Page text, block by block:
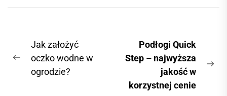
wyrzeczeń warto
mineralnym
rdzeniem....
a
Jak założyć
oczko wodne w
ogrodzie?
Podłogi Quick
Step – najwyższa
jakość w
korzystnej cenie